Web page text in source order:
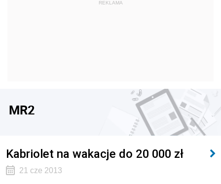
MR2
Kabriolet na wakacje do 20 000 zł
21 cze 2013